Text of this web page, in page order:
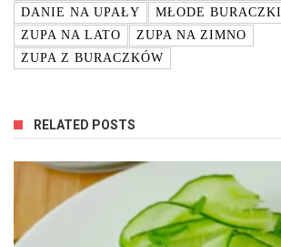
DANIE NA UPAŁY
MŁODE BURACZKI
ZUPA NA LATO
ZUPA NA ZIMNO
ZUPA Z BURACZKÓW
RELATED POSTS